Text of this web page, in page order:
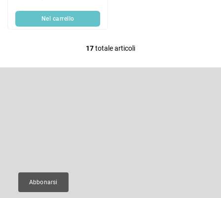
Nel carrello
C
o
17totale articoli
Abbonarsi